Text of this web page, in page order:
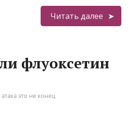
Читать далее
флуоксетин
это не конец